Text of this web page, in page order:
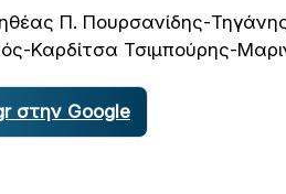
Π. Πουρσανίδης-
Καρδίτσα Τσιμπούρης-
στην Google